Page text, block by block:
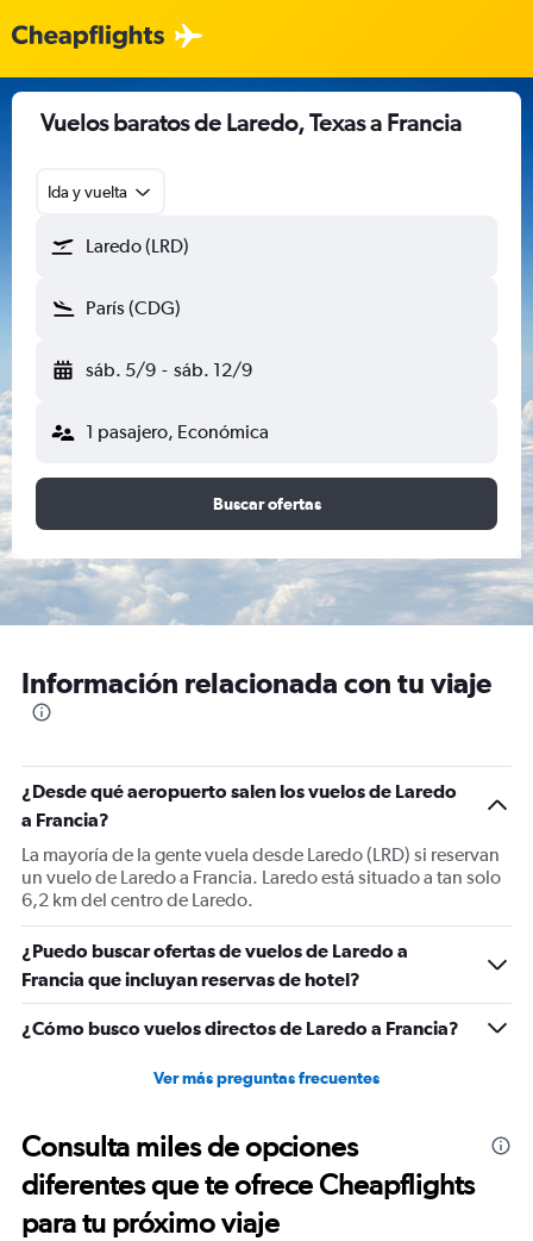
Vuelos baratos de Laredo, Texas a Francia
Ida y vuelta
Laredo (LRD)
París (CDG)
sáb. 5/9 - sáb. 12/9
1 pasajero, Económica
Buscar ofertas
Información relacionada con tu viaje
¿Desde qué aeropuerto salen los vuelos de Laredo
a Francia?
La mayoría de la gente vuela desde Laredo (LRD) si reservan
un vuelo de Laredo a Francia. Laredo está situado a tan solo
6,2 km del centro de Laredo.
¿Puedo buscar ofertas de vuelos de Laredo a
Francia que incluyan reservas de hotel?
¿Cómo busco vuelos directos de Laredo a Francia?
Ver más preguntas frecuentes
Consulta miles de opciones
diferentes que te ofrece Cheapflights
para tu próximo viaje